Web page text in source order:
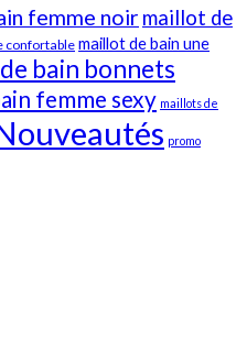
femme noir maillot de
confortable maillot de bain une
bain bonnets
femme sexy maillots de
promo